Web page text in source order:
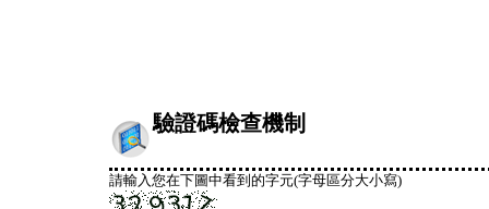
驗證碼檢查機制
請輸入您在下圖中看到的字元(字母區分大小寫)